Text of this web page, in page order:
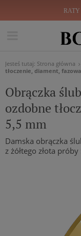
Jesteś tutaj: Strona główna
tłoczenie, diament,
Obrączka
ozdobne
5,5 mm
Damska obrączka
z żółtego złota